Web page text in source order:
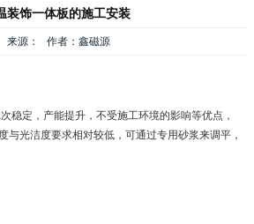
装饰一体板的施工安装
来源： 作者：鑫磁源
稳定，产能提升，不受施工环境的影响等优点，
与光洁度要求相对较低，可通过专用砂浆来调平，